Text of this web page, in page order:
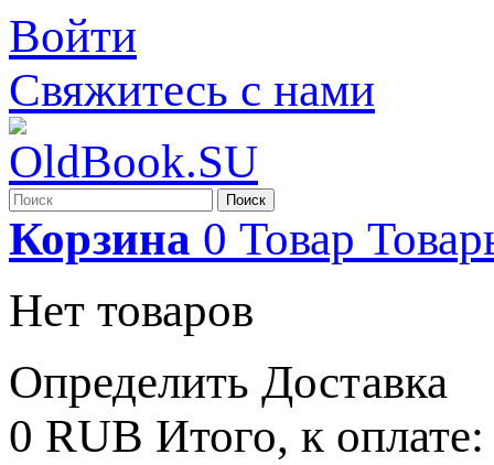
Войти
Свяжитесь с нами
Поиск
Корзина 0 Товар
Нет товаров
Определить Доставка
0 RUB Итого, к оплате: